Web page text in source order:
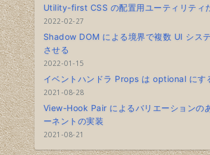
Utility-first CSS の配置用ユーティリティ
2022-02-27
Shadow DOM による境界で複数 UI シス
させる
2022-01-15
イベントハンドラ Props は optional にす
2021-08-28
View-Hook Pair によるバリエーションの
ーネントの実装
2021-08-21